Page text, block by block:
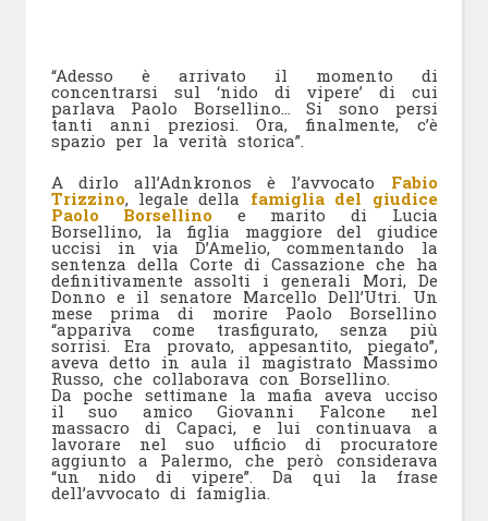
“Adesso è arrivato il momento di
concentrarsi sul ‘nido di vipere’ di cui
parlava Paolo Borsellino… Si sono persi
tanti anni preziosi. Ora, finalmente, c’è
spazio per la verità storica”.
A dirlo all’Adnkronos è l’avvocato Fabio
Trizzino, legale della famiglia del giudice
Paolo Borsellino e marito di Lucia
Borsellino, la figlia maggiore del giudice
uccisi in via D’Amelio, commentando la
sentenza della Corte di Cassazione che ha
definitivamente assolti i generali Mori, De
Donno e il senatore Marcello Dell’Utri. Un
mese prima di morire Paolo Borsellino
“appariva come trasfigurato, senza più
sorrisi. Era provato, appesantito, piegato”,
aveva detto in aula il magistrato Massimo
Russo, che collaborava con Borsellino.
Da poche settimane la mafia aveva ucciso
il suo amico Giovanni Falcone nel
massacro di Capaci, e lui continuava a
lavorare nel suo ufficio di procuratore
aggiunto a Palermo, che però considerava
“un nido di vipere”. Da qui la frase
dell’avvocato di famiglia.